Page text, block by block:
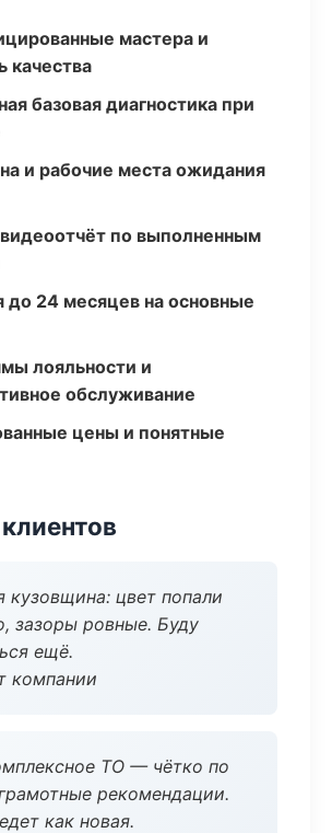
мастера и
качества
базовая диагностика при
и рабочие места ожидания
по выполненным
до 24 месяцев на основные
лояльности и
обслуживание
цены и понятные
кузовщина: цвет попали
зазоры ровные. Буду
ещё.
компании
ТО — чётко по
рекомендации.
как новая.